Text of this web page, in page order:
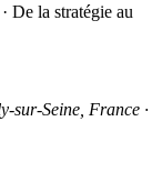
De la stratégie au
sur-Seine, France ·